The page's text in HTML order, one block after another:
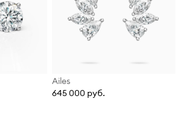
Ailes
645 000 руб.